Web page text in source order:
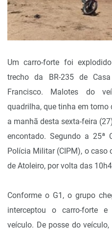
Um carro-forte foi
trecho da BR-235 de
Francisco. Malotes do
quadrilha, que tinha em
a manhã desta sexta-feira
encontado. Segundo a 25ª
Polícia Militar (CIPM), o caso
de Atoleiro, por volta das
Conforme o G1, o grupo
interceptou o carro-forte
veículo. De posse do